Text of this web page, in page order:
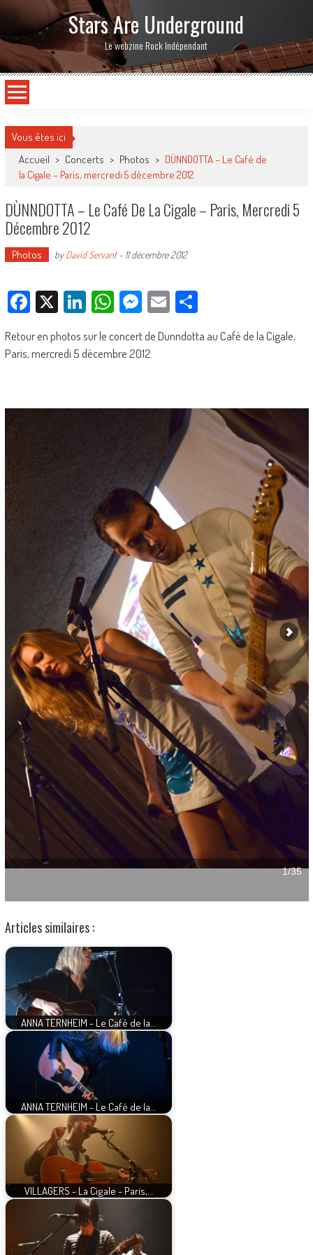
Stars Are Underground
Le webzine Rock Indépendant
Vous êtes ici
Accueil > Concerts > Photos > DÙNNDOTTA – Le Café de
la Cigale – Paris, mercredi 5 décembre 2012
DÙNNDOTTA – Le Café De La Cigale – Paris, Mercredi 5
Décembre 2012
Photos byDavid Servant- 11 décembre 2012
Facebook
X LinkedIn
WhatsApp
Messenger
EmailPartager
Retour en photos sur le concert de Dunndotta au Café de la Cigale,
Paris, mercredi 5 décembre 2012.
Articles similaires :
ANNA TERNHEIM - Le Café de la…
ANNA TERNHEIM - Le Café de la…
VILLAGERS - La Cigale - Paris,…